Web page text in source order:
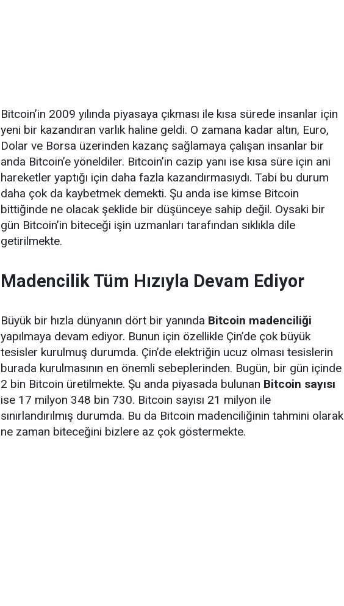
Bitcoin’in 2009 yılında piyasaya çıkması ile kısa sürede insanlar için
yeni bir kazandıran varlık haline geldi. O zamana kadar altın, Euro,
Dolar ve Borsa üzerinden kazanç sağlamaya çalışan insanlar bir
anda Bitcoin’e yöneldiler. Bitcoin’in cazip yanı ise kısa süre için ani
hareketler yaptığı için daha fazla kazandırmasıydı. Tabi bu durum
daha çok da kaybetmek demekti. Şu anda ise kimse Bitcoin
bittiğinde ne olacak şeklide bir düşünceye sahip değil. Oysaki bir
gün Bitcoin’in biteceği işin uzmanları tarafından sıklıkla dile
getirilmekte.
Madencilik Tüm Hızıyla Devam Ediyor
Büyük bir hızla dünyanın dört bir yanında Bitcoin madenciliği
yapılmaya devam ediyor. Bunun için özellikle Çin’de çok büyük
tesisler kurulmuş durumda. Çin’de elektriğin ucuz olması tesislerin
burada kurulmasının en önemli sebeplerinden. Bugün, bir gün içinde
2 bin Bitcoin üretilmekte. Şu anda piyasada bulunan Bitcoin sayısı
ise 17 milyon 348 bin 730. Bitcoin sayısı 21 milyon ile
sınırlandırılmış durumda. Bu da Bitcoin madenciliğinin tahmini olarak
ne zaman biteceğini bizlere az çok göstermekte.